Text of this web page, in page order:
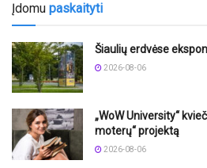
Įdomu paskaityti
Šiaulių erdvėse
2026-08-06
„WoW University“
moterų“ projektą
2026-08-06